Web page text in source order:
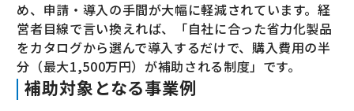
め、申請・導入の手間が大幅に軽減されています。経
営者目線で言い換えれば、「自社に合った省力化製品
をカタログから選んで導入するだけで、購入費用の半
分（最大1,500万円）が補助される制度」です。
補助対象となる事業例